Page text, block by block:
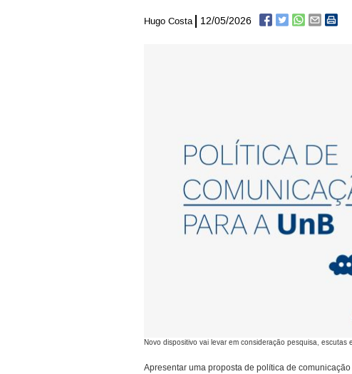
Hugo Costa 12/05/2026
Novo dispositivo vai levar em consideração pesquisa,
Apresentar uma proposta de política de